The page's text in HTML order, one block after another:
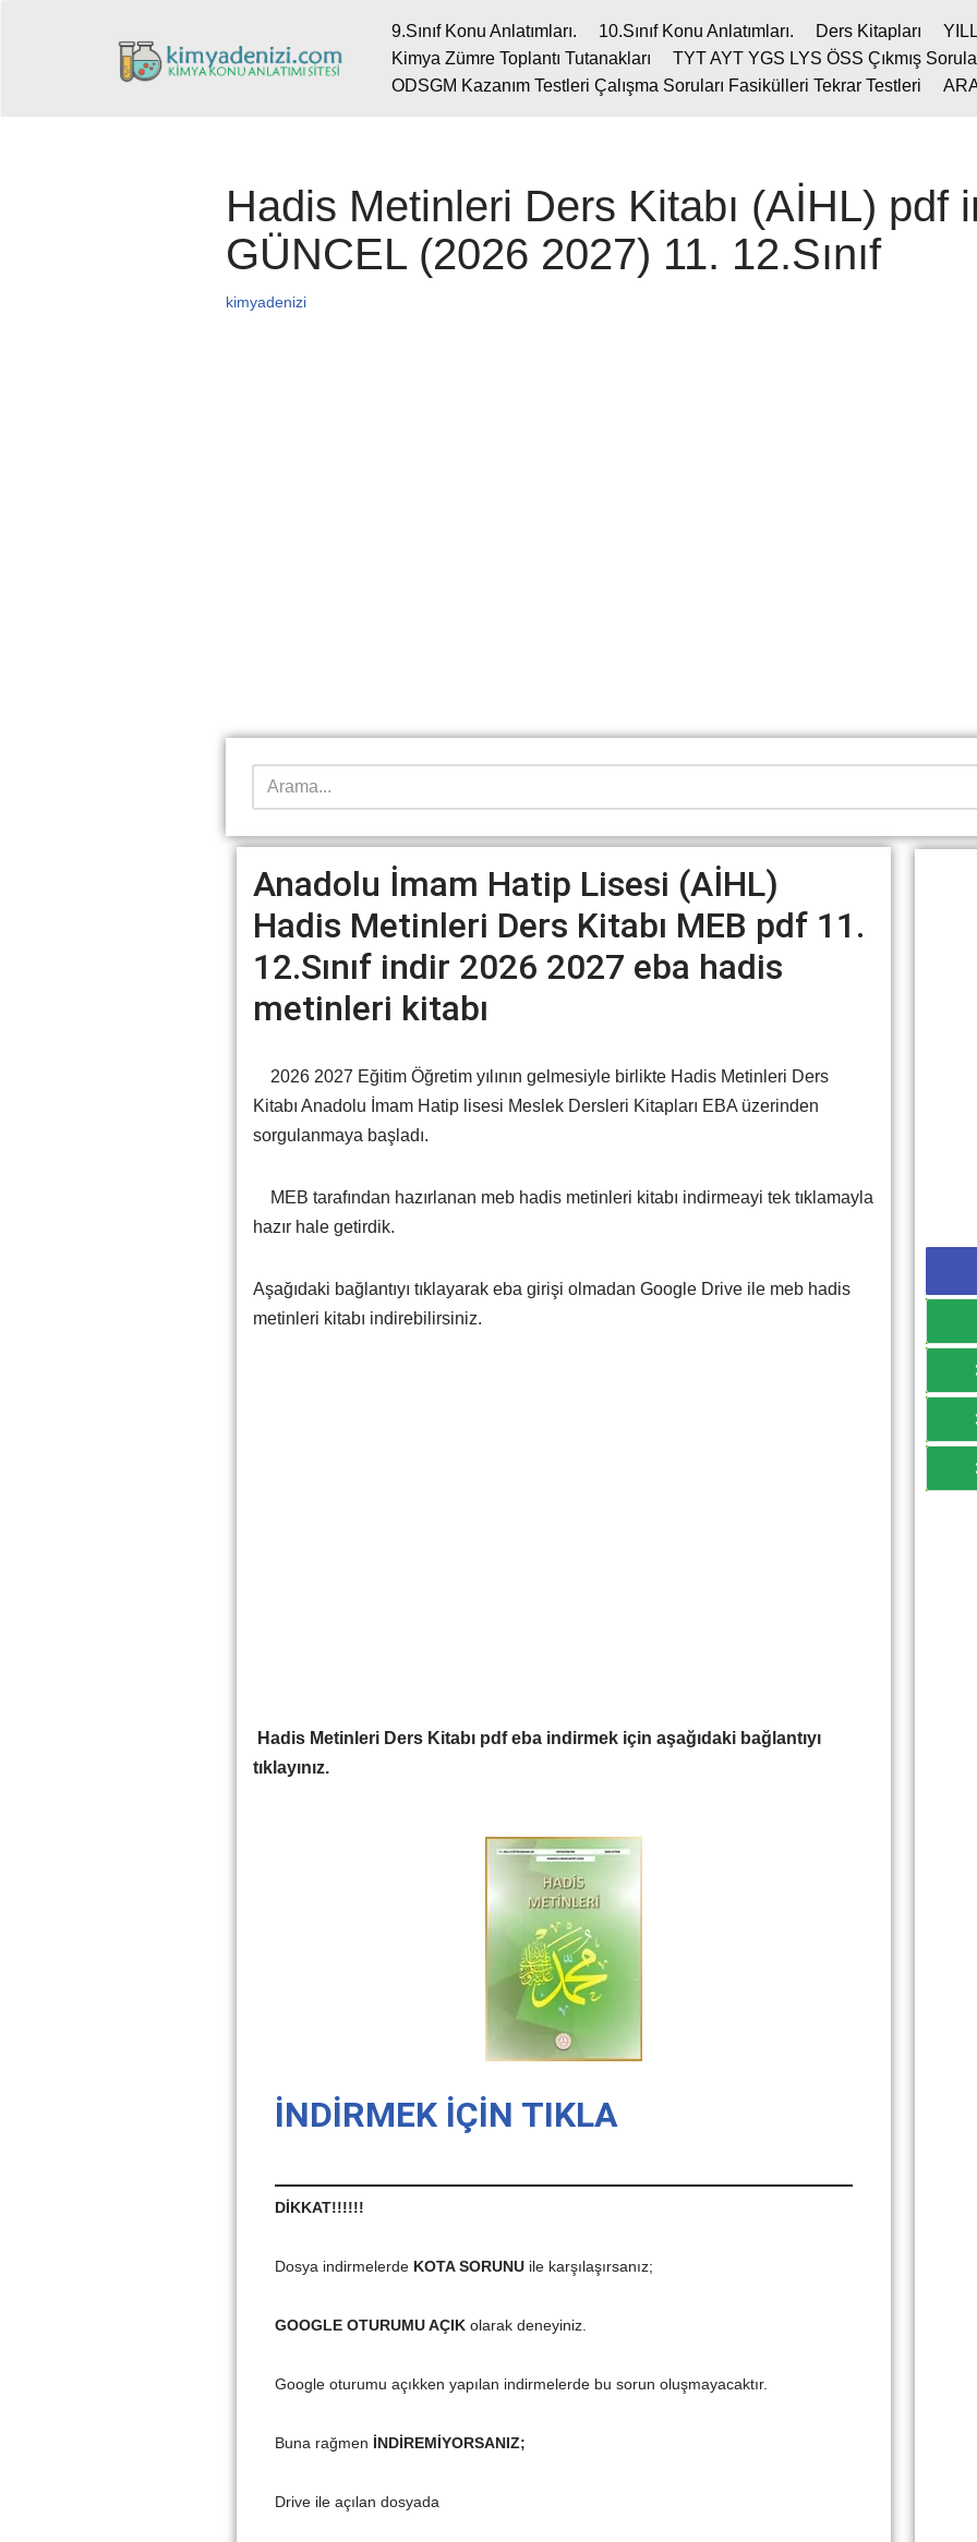
9.Sınıf Konu Anlatımları. 10.Sınıf Konu Anlatımları. Ders Kitapları
Kimya Zümre Toplantı Tutanakları
TYT AYT YGS LYS ÖSS Çıkmış
ODSGM Kazanım Testleri Çalışma Soruları Fasikülleri Tekrar Testleri
Hadis Metinleri Ders Kitabı (AİHL) pdf
GÜNCEL (2026 2027) 11. 12.Sınıf
kimyadenizi
Anadolu İmam Hatip Lisesi (AİHL)
Hadis Metinleri Ders Kitabı MEB pdf 11.
12.Sınıf indir 2026 2027 eba hadis
metinleri kitabı
2026 2027 Eğitim Öğretim yılının gelmesiyle birlikte Hadis Metinleri Ders
Kitabı Anadolu İmam Hatip lisesi Meslek Dersleri Kitapları EBA üzerinden
sorgulanmaya başladı.
MEB tarafından hazırlanan meb hadis metinleri kitabı indirmeayi tek tıklamayla
hazır hale getirdik.
Aşağıdaki bağlantıyı tıklayarak eba girişi olmadan Google Drive ile meb hadis
metinleri kitabı indirebilirsiniz.
Hadis Metinleri Ders Kitabı pdf eba indirmek için aşağıdaki bağlantıyı
tıklayınız.
İNDİRMEK İÇİN TIKLA
DİKKAT!!!!!!
Dosya indirmelerde KOTA SORUNUile karşılaşırsanız;
GOOGLE OTURUMU AÇIK olarak deneyiniz.
Google oturumu açıkken yapılan indirmelerde bu sorun oluşmayacaktır.
Buna rağmen İNDİREMİYORSANIZ;
Drive ile açılan dosyada